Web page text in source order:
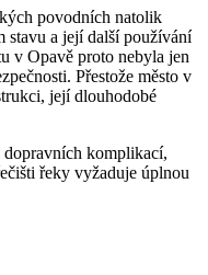
povodních natolik
stavu a její další používání
v Opavě proto nebyla jen
Přestože město v
její dlouhodobé
dopravních komplikací,
řeky vyžaduje úplnou